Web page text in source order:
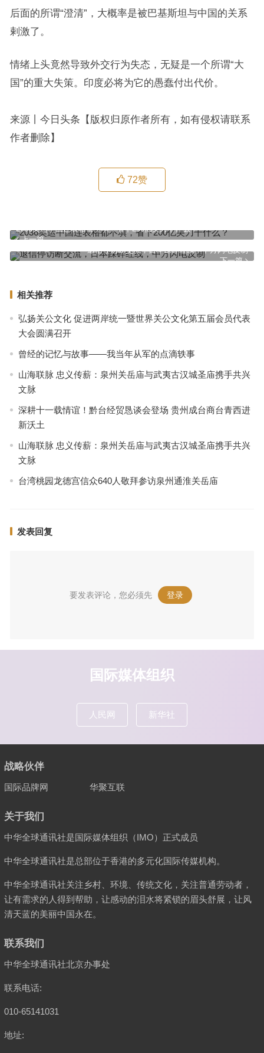
后面的所谓“澄清”，大概率是被巴基斯坦与中国的关系
剌激了。
情绪上头竟然导致外交行为失态，无疑是一个所谓“大
国”的重大失策。印度必将为它的愚蠢付出代价。
来源丨今日头条【版权归原作者所有，如有侵权请联系
作者删除】
72赞
上一篇
2036奥运中国连表格都不填，省下200亿美刀干什么？
下一篇
退信停访断交流，日本踩碎红线，中方闪电反制
相关推荐
弘扬关公文化 促进两岸统一暨世界关公文化第五届会员代表
大会圆满召开
曾经的记忆与故事——我当年从军的点滴轶事
山海联脉 忠义传薪：泉州关岳庙与武夷古汉城圣庙携手共兴
文脉
深耕十一载情谊！黔台经贸恳谈会登场 贵州成台商台青西进
新沃土
山海联脉 忠义传薪：泉州关岳庙与武夷古汉城圣庙携手共兴
文脉
台湾桃园龙德宫信众640人敬拜参访泉州通淮关岳庙
发表回复
要发表评论，您必须先 登录 。
国际媒体组织
人民网 新华社
战略伙伴
国际品牌网 华聚互联
关于我们
中华全球通讯社是国际媒体组织（IMO）正式成员
中华全球通讯社是总部位于香港的多元化国际传媒机构。
中华全球通讯社关注乡村、环境、传统文化，关注普通劳动者，
让有需求的人得到帮助，让感动的泪水将紧锁的眉头舒展，让风
清天蓝的美丽中国永在。
联系我们
中华全球通讯社北京办事处
联系电话:
010-65141031
地址: